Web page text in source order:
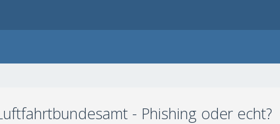
- Phishing oder echt?